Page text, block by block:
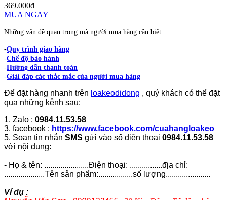
369.000đ
MUA NGAY
Những vấn đề quan trọng mà người mua hàng cần biết :
-Quy trình giao hàng
-Chế độ bảo hành
-Hướng dẫn thanh toán
-Giải đáp các thắc mắc của người mua hàng
Để đặt hàng nhanh trên loakeodidong , quý khách có thể đặt
qua những kênh sau:
1. Zalo : 0984.11.53.58
3. facebook : https://www.facebook.com/cuahangloakeo
5. Soạn tin nhắn SMS gửi vào số điện thoại 0984.11.53.58
với nội dung:
- Họ & tên: ......................Điện thoại: ................địa chỉ:
....................Tên sản phẩm:.................số lượng......................
Ví dụ :